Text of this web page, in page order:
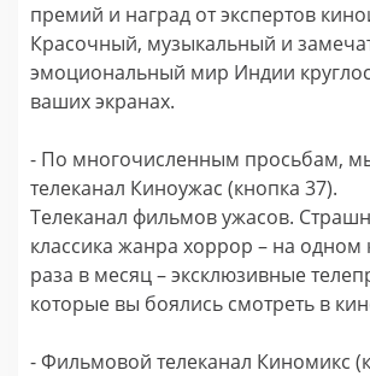
премий и наград от экспертов
Красочный, музыкальный и
эмоциональный мир Индии
ваших экранах.
- По многочисленным просьбам,
телеканал Киноужас (кнопка 37).
Телеканал фильмов ужасов.
классика жанра хоррор – на одном
раза в месяц – эксклюзивные
которые вы боялись смотреть в
- Фильмовой телеканал Киномикс